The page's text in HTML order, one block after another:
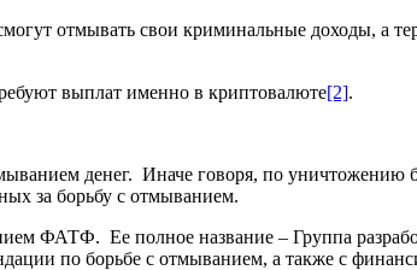
отмывать свои криминальные доходы, а
выплат именно в криптовалюте[2].
денег. Иначе говоря, по уничтожению
за борьбу с отмыванием.
ФАТФ. Ее полное название – Группа
по борьбе с отмыванием, а также с